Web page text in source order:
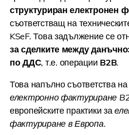
структуриран електронен
съответстващ на
KSeF. Това задължение се
за сделките между
по ДДС, т.е. операции B2B.
Това напълно съответства
електронно фактуриране
европейските практики за
фактуриране в Европа.